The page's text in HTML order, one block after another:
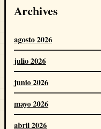
Archives
agosto 2026
julio 2026
junio 2026
mayo 2026
abril 2026